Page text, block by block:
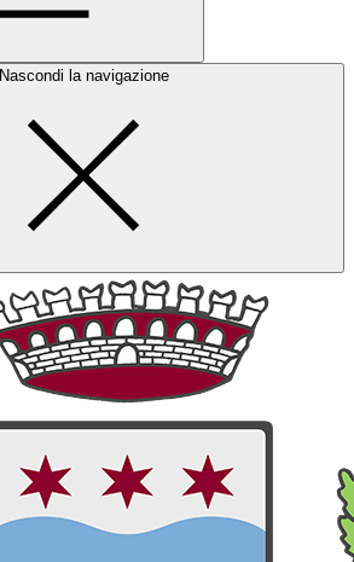
Nascondi la navigazione